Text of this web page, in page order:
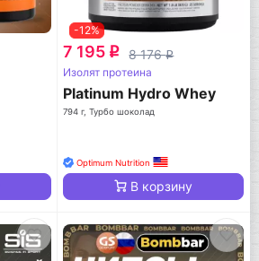
-12%
7 195 q 8 176q
Изолят протеина
Platinum Hydro Whey
794 г, Турбо шоколад
Optimum Nutrition
В корзину